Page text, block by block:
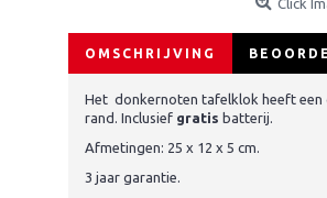
Click
OMSCHRIJVING
Het donkernoten tafelklok heeft een
rand. Inclusief gratis batterij.
Afmetingen: 25 x 12 x 5 cm.
3 jaar garantie.